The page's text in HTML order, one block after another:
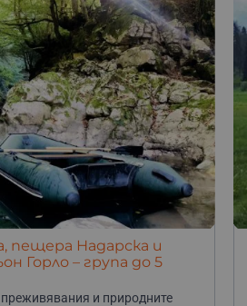
пещера Надарска и
Горло – група до 5
и природните